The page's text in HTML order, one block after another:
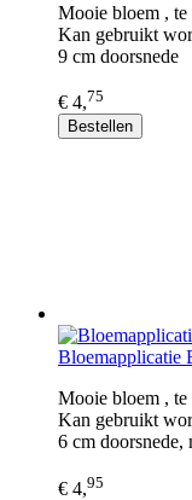
Mooie bloem , te
Kan gebruikt
9 cm doorsnede
€ 4,75
Bestellen
Bloemapplicatie
Mooie bloem , te
Kan gebruikt
6 cm doorsnede,
€ 4,95